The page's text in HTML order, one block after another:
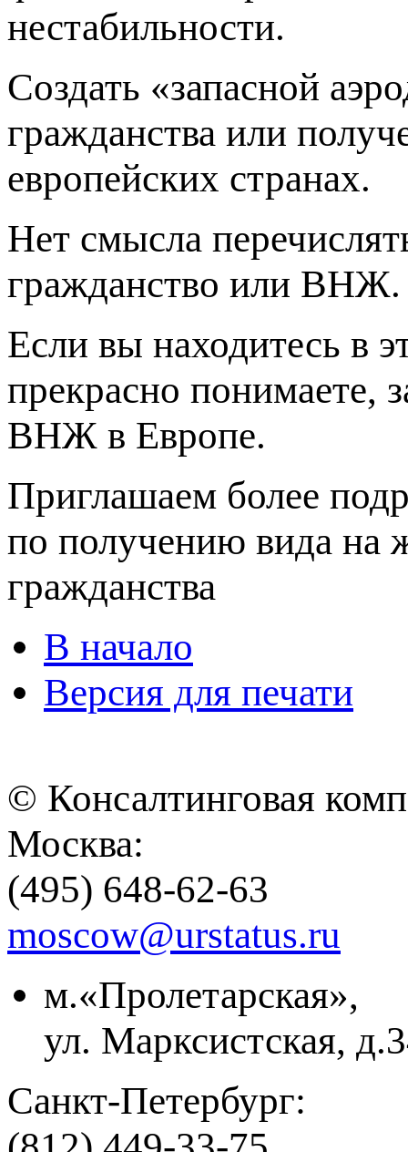
нестабильности.
Создать «запасной
гражданства или
европейских странах.
Нет смысла
гражданство или ВНЖ.
Если вы находитесь в
прекрасно понимаете,
ВНЖ в Европе.
Приглашаем более
по получению вида на
гражданства
В начало
Версия для печати
© Консалтинговая
Москва:
(495) 648-62-63
moscow@urstatus.ru
м.«Пролетарская»,
ул. Марксистская,
Санкт-Петербург: